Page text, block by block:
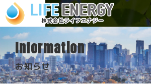
Information
お知らせ